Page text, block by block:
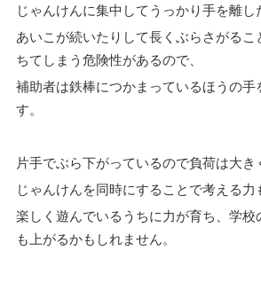
じゃんけんに集中してうっかり手を離し
あいこが続いたりして長くぶらさがるこ
ちてしまう危険性があるので、
補助者は鉄棒につかまっているほうの手
す。
片手でぶら下がっているので負荷は大き
じゃんけんを同時にすることで考える力
楽しく遊んでいるうちに力が育ち、学
も上がるかもしれません。